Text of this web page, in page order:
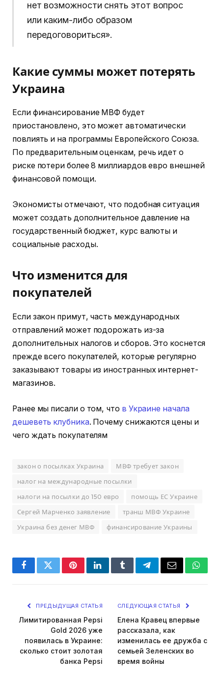
нет возможности снять этот вопрос
или каким-либо образом
передоговориться».
Какие суммы может потерять
Украина
Если финансирование МВФ будет
приостановлено, это может автоматически
повлиять и на программы Европейского Союза.
По предварительным оценкам, речь идет о
риске потери более 8 миллиардов евро внешней
финансовой помощи.
Экономисты отмечают, что подобная ситуация
может создать дополнительное давление на
государственный бюджет, курс валюты и
социальные расходы.
Что изменится для
покупателей
Если закон примут, часть международных
отправлений может подорожать из-за
дополнительных налогов и сборов. Это коснется
прежде всего покупателей, которые регулярно
заказывают товары из иностранных интернет-
магазинов.
Ранее мы писали о том, что в Украине начала
дешеветь клубника. Почему снижаются цены и
чего ждать покупателям
закон о посылках Украина
МВФ требует закон
налог на международные посылки
налоги на посылки до 150 евро
помощь ЕС Украине
Сергей Марченко заявление
транш МВФ Украине
Украина без денег МВФ
финансирование Украины
FacebookTwitterPinterestLinkedInTumblrTelegramEmail
ПРЕДЫДУЩАЯ СТАТЬЯ
Лимитированная Pepsi
Gold 2026 уже
появилась в Украине:
сколько стоит золотая
банка Pepsi
СЛЕДУЮЩАЯ СТАТЬЯ
Елена Кравец впервые
рассказала, как
изменилась ее дружба с
семьей Зеленских во
время войны